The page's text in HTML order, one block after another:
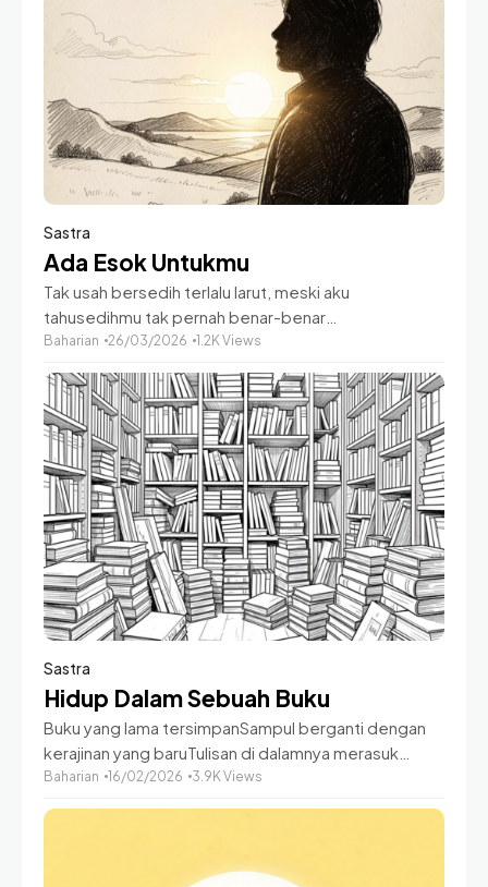
Sastra
Ada Esok Untukmu
Tak usah bersedih terlalu larut, meski aku
tahusedihmu tak pernah benar-benar
hilang.Saudaraku, kawanku bara itu masih ada, meski
bergetardi bawah rembulan yang ikut turut iba
Baharian 26/03/2026 1.2K Views
Sastra
Hidup Dalam Sebuah Buku
Buku yang lama tersimpanSampul berganti dengan
kerajinan yang baruTulisan di dalamnya merasuk
pikiranWaktu pun berkata jangan terlena pada haru
Baharian 16/02/2026 3.9K Views